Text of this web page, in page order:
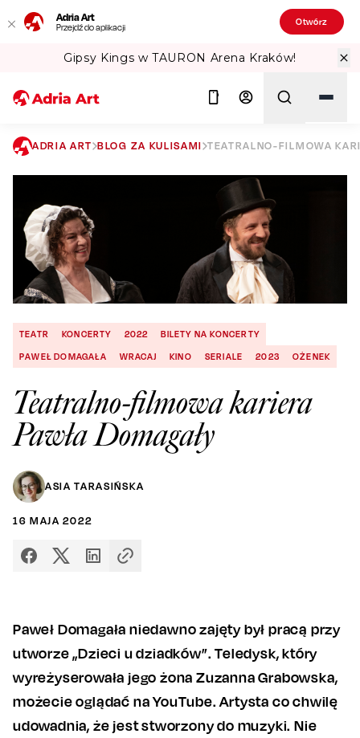
Adria Art
Przejdź do aplikacji Otwórz
Gipsy Kings w TAURON Arena Kraków!
ADRIA ART BLOG ZA KULISAMI TEATRALNO-FILMOWA
TEATR KONCERTY 2022
BILETY NA KONCERTY
PAWEŁ DOMAGAŁA
WRACAJ KINO SERIALE 2023 OŻENEK
Teatralno-filmowa kariera
Pawła Domagały
ASIA TARASIŃSKA
16 MAJA 2022
Paweł Domagała niedawno zajęty był pracą przy
utworze „Dzieci u dziadków”. Teledysk, który
wyreżyserowała jego żona Zuzanna Grabowska,
możecie oglądać na YouTube. Artysta co chwilę
udowadnia, że jest stworzony do muzyki. Nie